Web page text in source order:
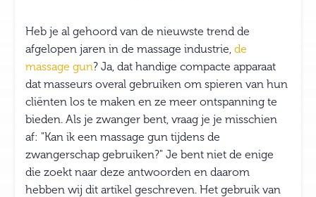
Heb je al gehoord van de nieuwste trend de
afgelopen jaren in de massage industrie, de
massage gun? Ja, dat handige compacte apparaat
dat masseurs overal gebruiken om spieren van hun
cliënten los te maken en ze meer ontspanning te
bieden. Als je zwanger bent, vraag je je misschien
af: "Kan ik een massage gun tijdens de
zwangerschap gebruiken?" Je bent niet de enige
die zoekt naar deze antwoorden en daarom
hebben wij dit artikel geschreven. Het gebruik van